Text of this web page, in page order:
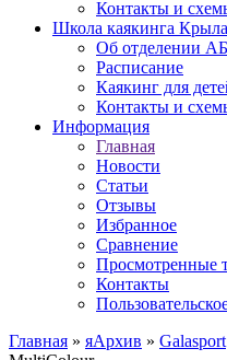
Контакты и
Школа каякинга
Об отделении
Расписание
Каякинг для
Контакты и
Информация
Главная
Новости
Статьи
Отзывы
Избранное
Сравнение
Просмотренные
Контакты
Главная » яАрхив » Galasport